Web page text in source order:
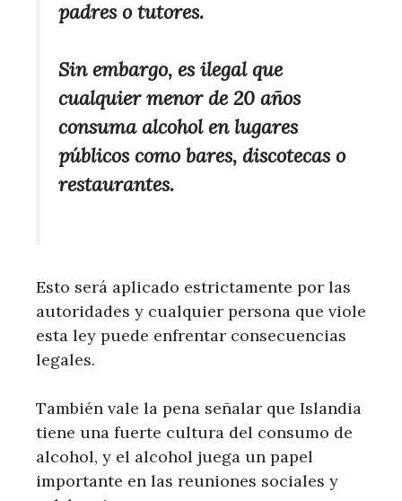
padres o tutores.
Sin embargo, es ilegal que
cualquier menor de 20 años
consuma alcohol en lugares
públicos como bares, discotecas o
restaurantes.
Esto será aplicado estrictamente por las
autoridades y cualquier persona que viole
esta ley puede enfrentar consecuencias
legales.
También vale la pena señalar que Islandia
tiene una fuerte cultura del consumo de
alcohol, y el alcohol juega un papel
importante en las reuniones sociales y